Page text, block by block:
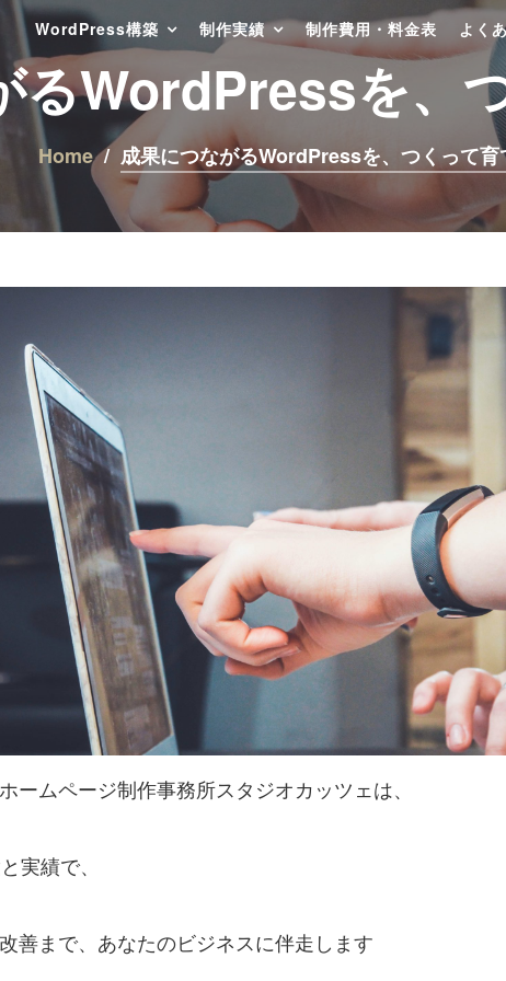
WordPress構築 制作実績 制作費用・料金表 よく
WordPressを、
Home 成果につながるWordPressを、つくって育
ームページ制作事務所スタジオカッツェは、
実績で、
善まで、あなたのビジネスに伴走します